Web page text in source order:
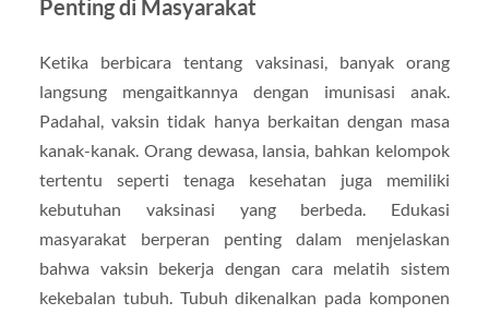
Penting di Masyarakat
Ketika berbicara tentang vaksinasi, banyak orang
langsung mengaitkannya dengan imunisasi anak.
Padahal, vaksin tidak hanya berkaitan dengan masa
kanak-kanak. Orang dewasa, lansia, bahkan kelompok
tertentu seperti tenaga kesehatan juga memiliki
kebutuhan vaksinasi yang berbeda. Edukasi
masyarakat berperan penting dalam menjelaskan
bahwa vaksin bekerja dengan cara melatih sistem
kekebalan tubuh. Tubuh dikenalkan pada komponen